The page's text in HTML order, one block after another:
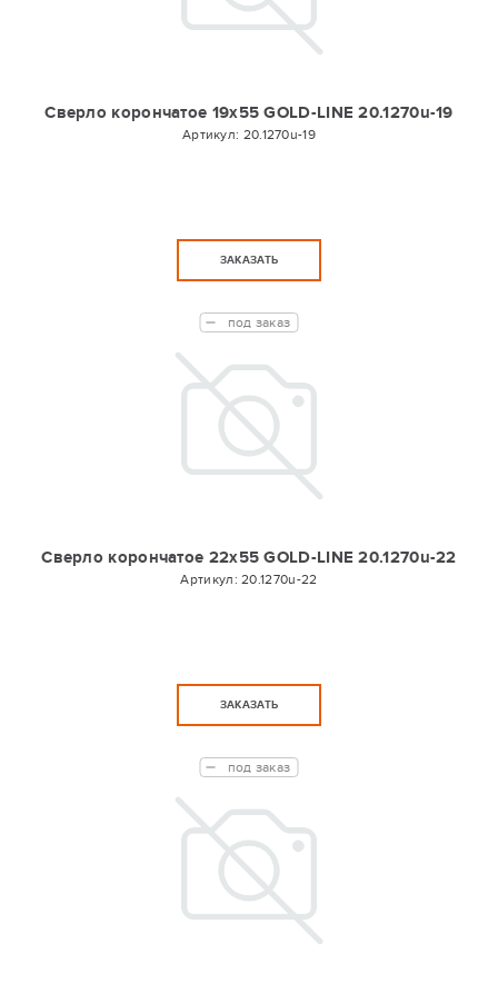
Сверло корончатое 19х55 GOLD-LINE 20.1270u-19
Артикул: 20.1270u-19
ЗАКАЗАТЬ
Сверло корончатое 22х55 GOLD-LINE 20.1270u-22
Артикул:20.1270u-22
под заказ
ЗАКАЗАТЬ
под заказ